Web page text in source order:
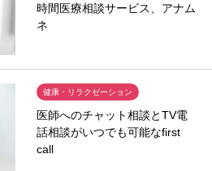
時間医療相談サービス、アナム
ネ
健康・リラクゼーション
医師へのチャット相談とTV電
話相談がいつでも可能なfirst
call